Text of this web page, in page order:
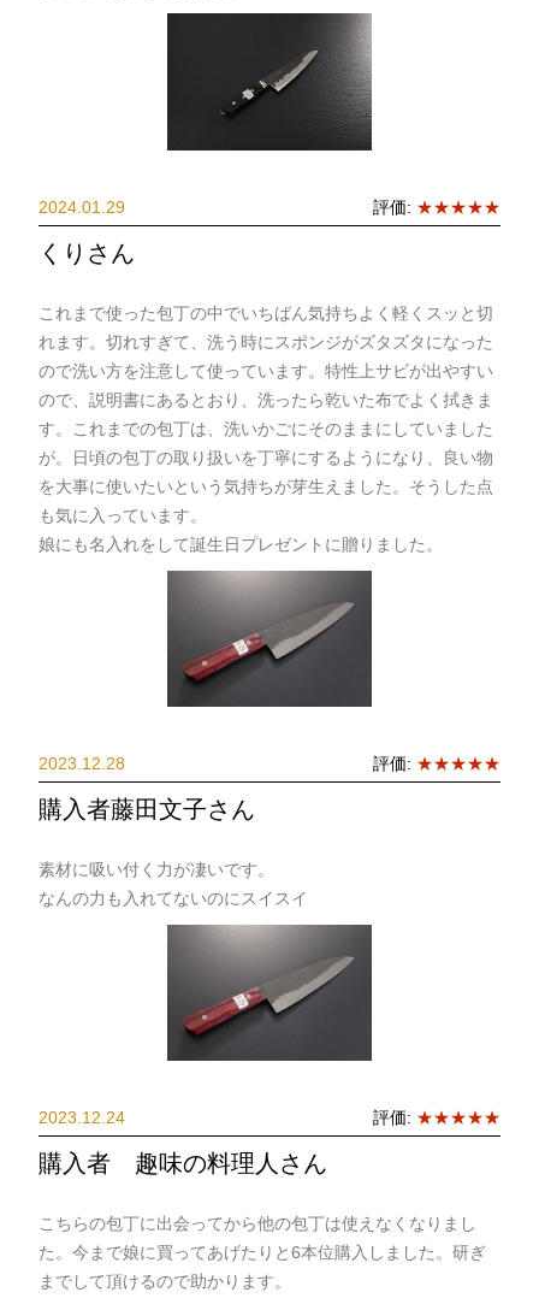
2024.01.29 評価: ★★★★★
くりさん
これまで使った包丁の中でいちばん気持ちよく軽くスッと切
れます。切れすぎて、洗う時にスポンジがズタズタになった
ので洗い方を注意して使っています。特性上サビが出やすい
ので、説明書にあるとおり、洗ったら乾いた布でよく拭きま
す。これまでの包丁は、洗いかごにそのままにしていました
が。日頃の包丁の取り扱いを丁寧にするようになり、良い物
を大事に使いたいという気持ちが芽生えました。そうした点
も気に入っています。
娘にも名入れをして誕生日プレゼントに贈りました。
2023.12.28 評価: ★★★★★
購入者藤田文子さん
素材に吸い付く力が凄いです。
なんの力も入れてないのにスイスイ
2023.12.24 評価: ★★★★★
購入者 趣味の料理人さん
こちらの包丁に出会ってから他の包丁は使えなくなりまし
た。今まで娘に買ってあげたりと6本位購入しました。研ぎ
までして頂けるので助かります。